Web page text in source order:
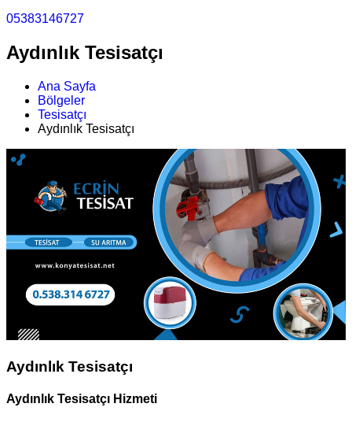
05383146727
Aydınlık Tesisatçı
Ana Sayfa
Bölgeler
Tesisatçı
Aydınlık Tesisatçı
Aydınlık Tesisatçı
Aydınlık Tesisatçı Hizmeti